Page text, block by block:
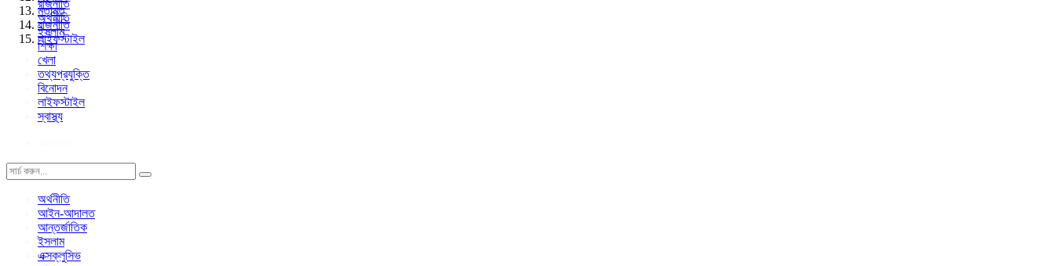
রাজনীতি
অর্থনীতি
ইসলাম
শিক্ষা
খেলা
তথ্যপ্রযুক্তি
বিনোদন
লাইফস্টাইল
স্বাস্থ্য
অর্থনীতি
আইন-আদালত
আন্তর্জাতিক
ইসলাম
এক্সক্লুসিভ
মতামত
রাজনীতি
লাইফস্টাইল